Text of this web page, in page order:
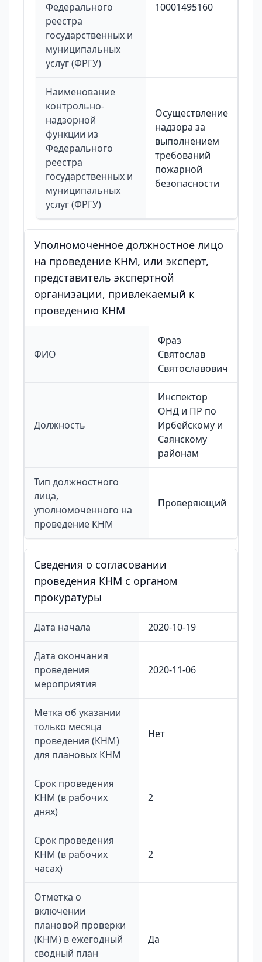
Федерального
реестра
государственных и
муниципальных
услуг (ФРГУ)
10001495160
Наименование
контрольно-
надзорной
функции из
Федерального
реестра
государственных и
муниципальных
услуг (ФРГУ)
Осуществление
надзора за
выполнением
требований
пожарной
безопасности
Уполномоченное должностное лицо
на проведение КНМ, или эксперт,
представитель экспертной
организации, привлекаемый к
проведению КНМ
ФИО
Фраз
Святослав
Святославович
Должность
Инспектор
ОНД и ПР по
Ирбейскому и
Саянскому
районам
Тип должностного
лица,
уполномоченного на
проведение КНМ
Проверяющий
Сведения о согласовании
проведения КНМ с органом
прокуратуры
Дата начала 2020-10-19
Дата окончания
проведения
мероприятия
2020-11-06
Метка об указании
только месяца
проведения (КНМ)
для плановых КНМ
Нет
Срок проведения
КНМ (в рабочих
днях)
2
Срок проведения
КНМ (в рабочих
часах)
2
Отметка о
включении
плановой проверки
(КНМ) в ежегодный
сводный план
Да